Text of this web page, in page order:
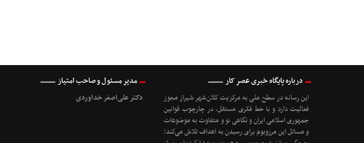
درباره پایگاه خبری عصر کار
این رسانه در سطح ملی به مرکزیت کلان‌شهر شیراز مجوز
فعالیت دارد و با خط فکری مستقل، در چارچوب قوانین
جمهوری اسلامی ایران و نگاهی نو و متفاوت به موضوعات
‌و مسائل این مرزوبوم برای رسیدن به اهداف تلاش می‌کند؛
مدیر مسئول و صاحب امتیاز
دکتر علی‌اصغر خداوردی